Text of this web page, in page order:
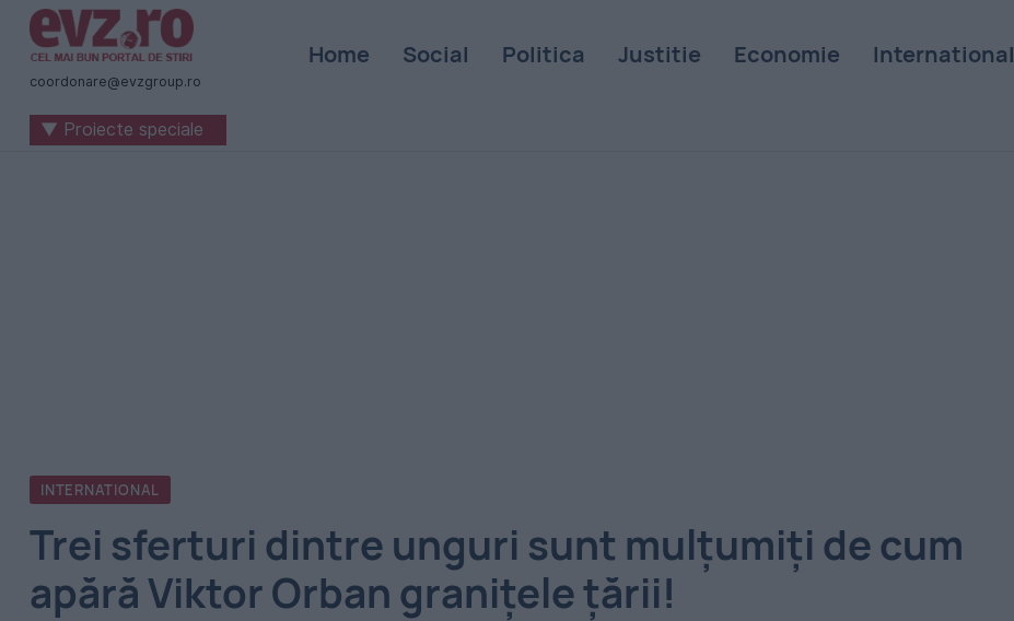
Știri
naționale
internaționale
coordonare@evzgroup.ro
Home Social Politica Justitie Economie International
▼ Proiecte speciale
INTERNATIONAL
Trei sferturi dintre unguri sunt mulţumiţi de cum
apără Viktor Orban granițele țării!